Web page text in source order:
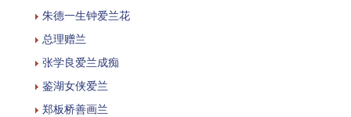
朱德一生钟爱兰花
总理赠兰
张学良爱兰成痴
鉴湖女侠爱兰
郑板桥善画兰